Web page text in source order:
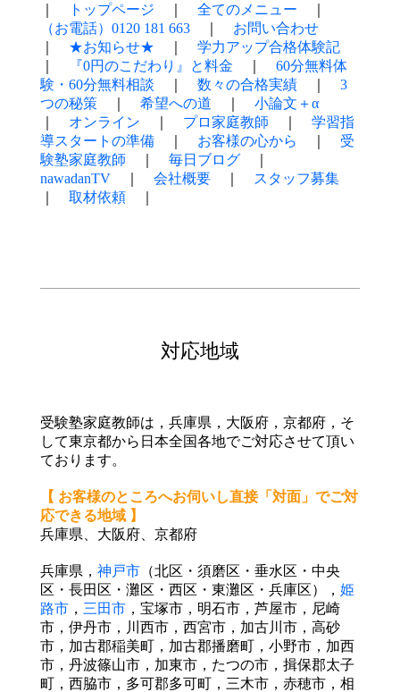
トップページ 全てのメニュー
（お電話）0120 181 663｜ お問い合わせ
★お知らせ★
学力アップ合格体験記
『0円のこだわり』と料金
60分無料体
験・60分無料相談
数々の合格実績｜ 3
つの秘策｜ 希望への道
小論文＋α
オンライン プロ家庭教師
学習指
導スタートの準備｜ お客様の心から
受
験塾家庭教師
毎日ブログ｜
nawadanTV
会社概要｜
スタッフ募集
取材依頼｜
対応地域
受験塾家庭教師は，兵庫県，大阪府，京都府，そ
して東京都から日本全国各地でご対応させて頂い
ております。
【 お客様のところへお伺いし直接「対面」でご対
応できる地域 】
兵庫県、大阪府、京都府
兵庫県， 神戸市（北区・須磨区・垂水区・中央
区・長田区・灘区・西区・東灘区・兵庫区）， 姫
路市， 三田市，宝塚市，明石市，芦屋市，尼崎
市，伊丹市，川西市，西宮市，加古川市，高砂
市，加古郡稲美町，加古郡播磨町，小野市，加西
市，丹波篠山市，加東市，たつの市，揖保郡太子
町，西脇市， 多可郡多可町，三木市，赤穂市，相